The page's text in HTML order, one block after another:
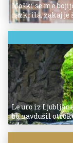
Moški se me
razkrila, zakaj je
Le uro iz
bo navdušil